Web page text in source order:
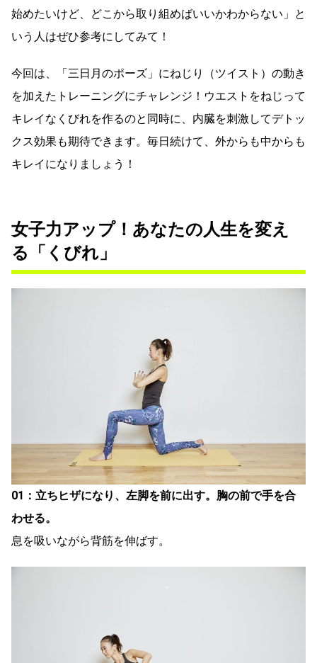
始めたいけど、どこから取り組めばいいかわからない」と
いう人はぜひ参考にしてみて！
今回は、「三日月のポーズ」にねじり（ツイスト）の動き
を加えたトレーニングにチャレンジ！ウエストをねじって
キレイなくびれを作るのと同時に、内臓を刺激してデトッ
クス効果も期待できます。毎日続けて、外からも中からも
キレイになりましょう！
女子力アップ！あなたの人生を変え
る「くびれ」
01：立ちヒザになり、左脚を前に出す。胸の前で手を合
わせる。
息を吸いながら背筋を伸ばす。